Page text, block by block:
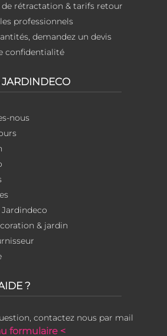
rétractation & tarifs retour
professionnels
demandez un devis
confidentialité
JARDINDECO
nous
& jardin
?
contactez nous par mail
formulaire <